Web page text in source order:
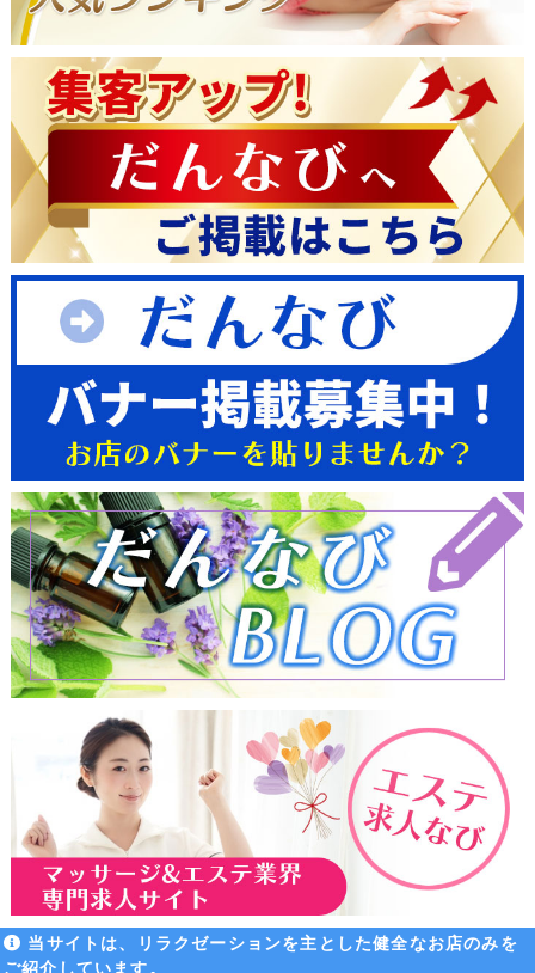
当サイトは、リラクゼーションを主とした健全なお店のみを
ご紹介しています。